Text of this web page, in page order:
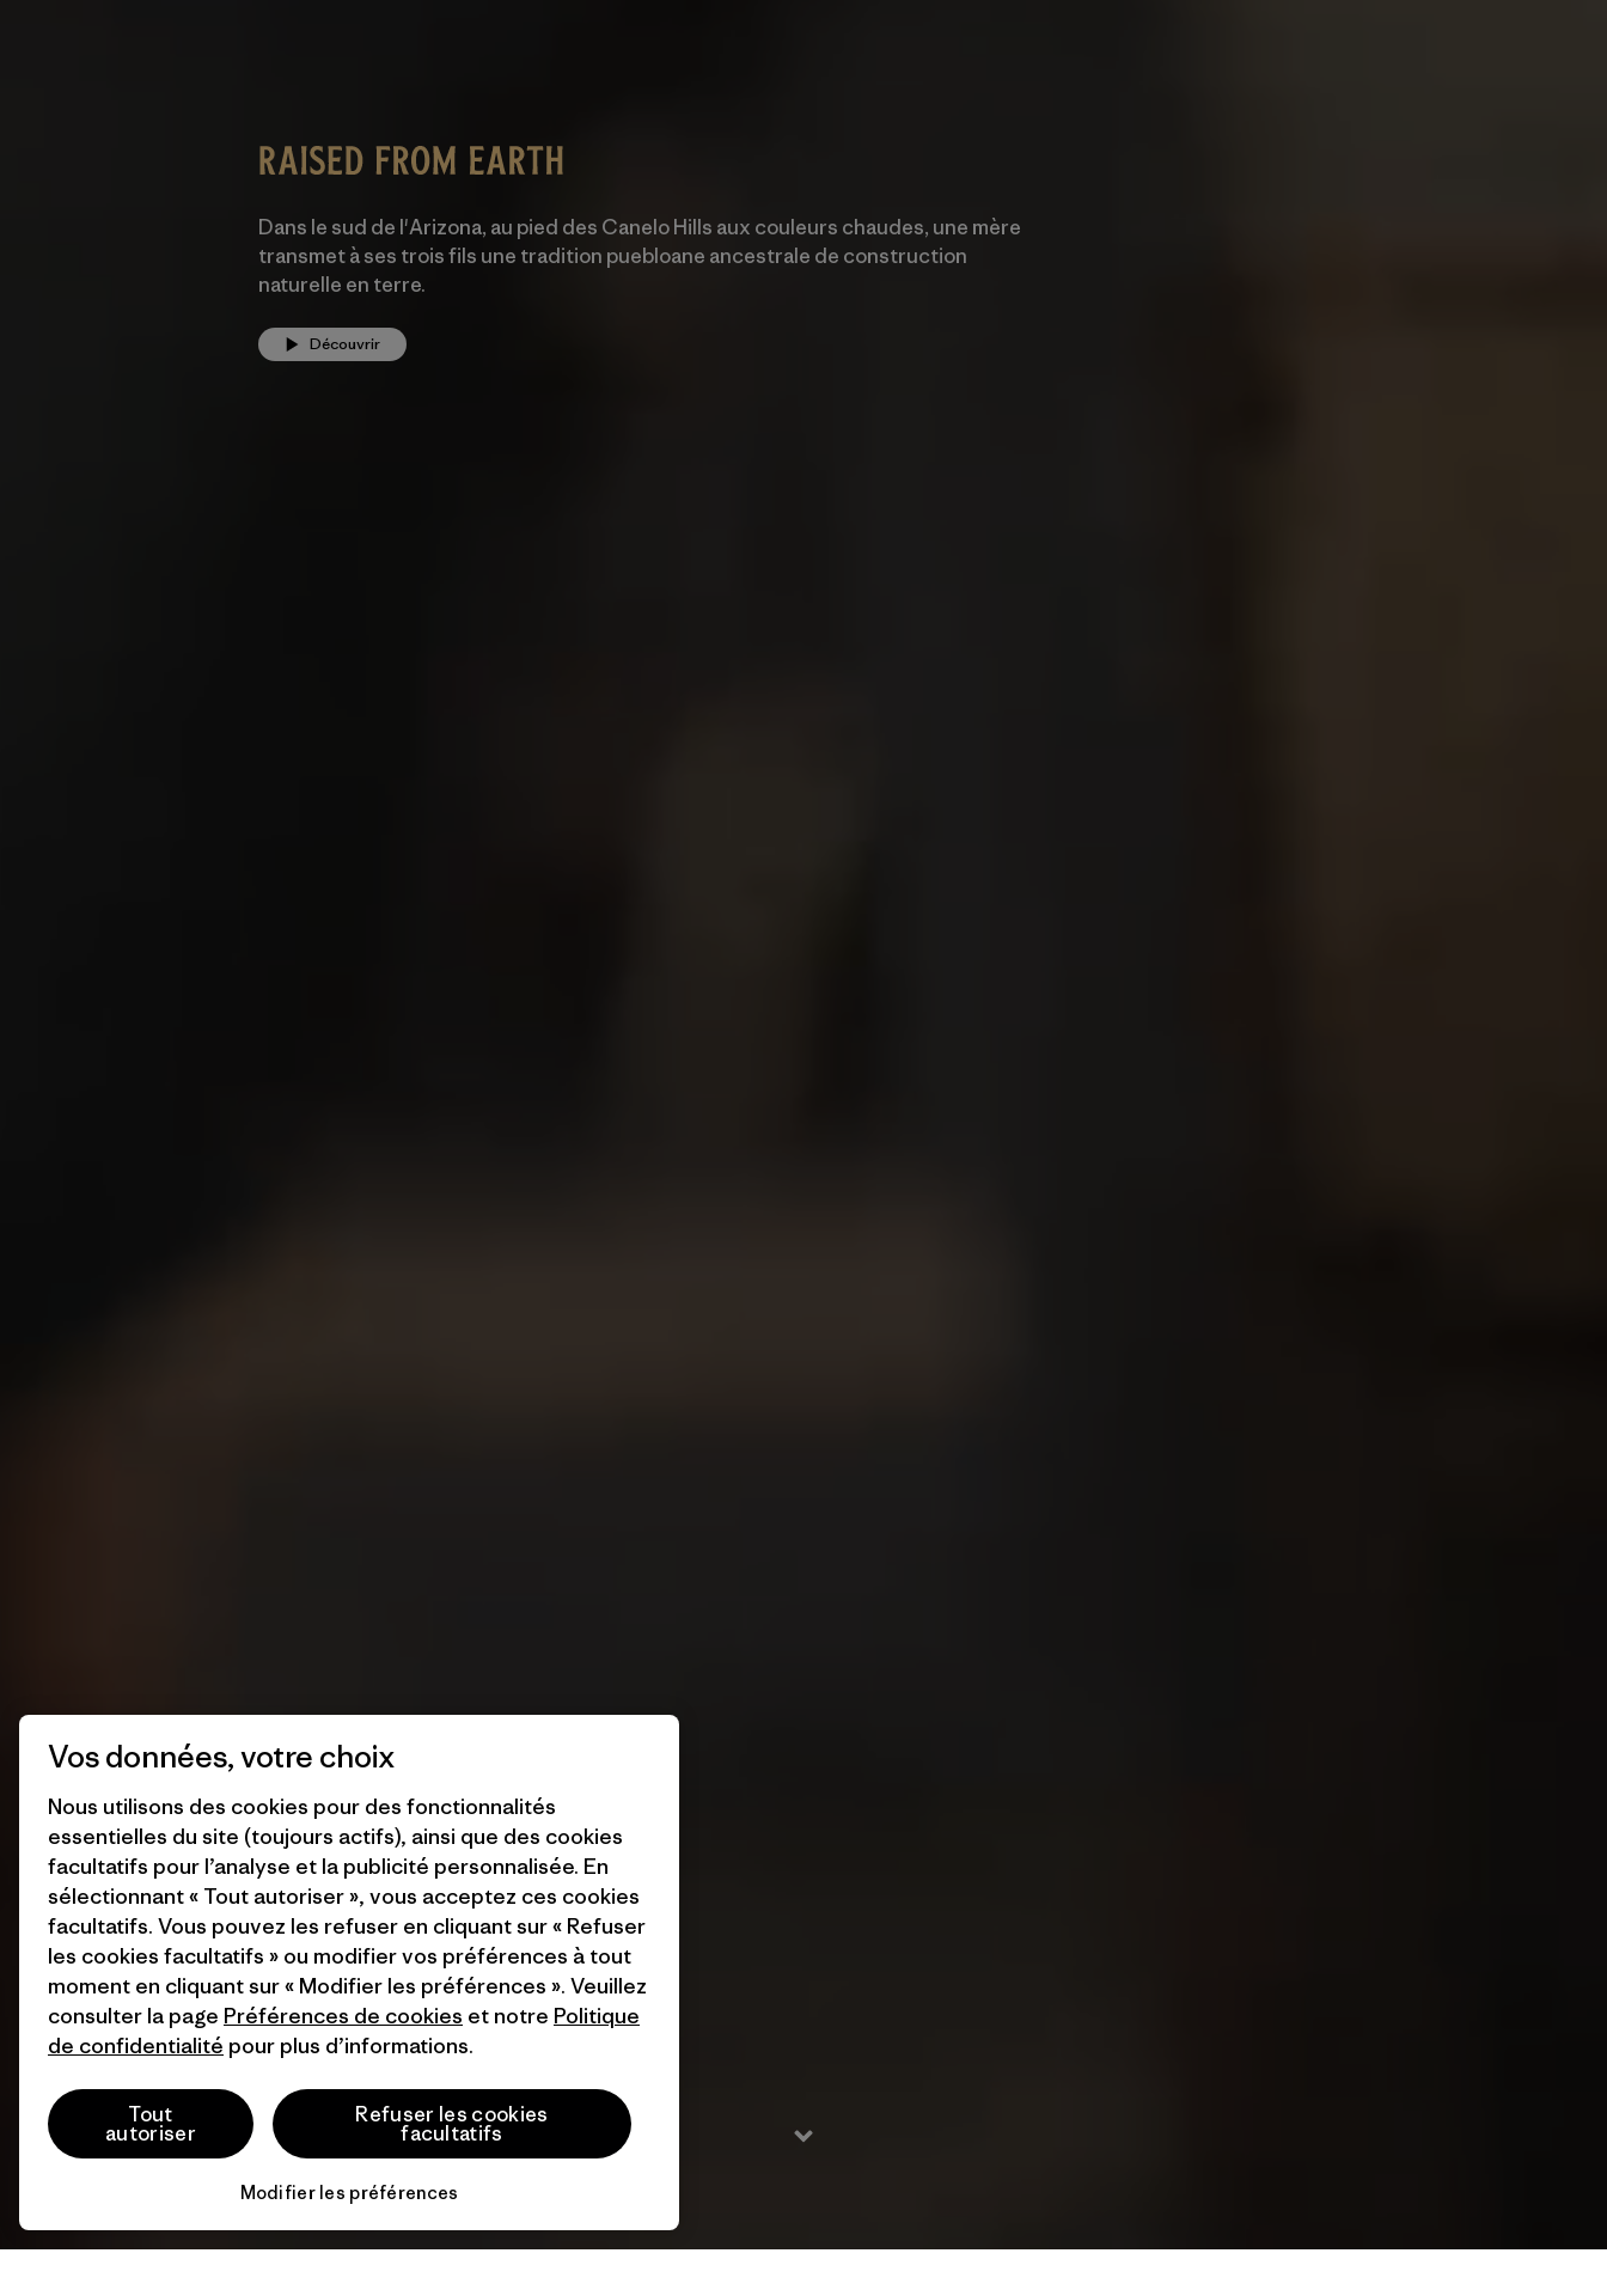
Dans le sud de l'Arizona, au pied des Canelo Hills aux couleurs chaudes, une mère
transmet à ses trois fils une tradition puebloane ancestrale de construction
naturelle en terre.
Découvrir
Vos données, votre choix
Nous utilisons des cookies pour des fonctionnalités
essentielles du site (toujours actifs), ainsi que des cookies
facultatifs pour l’analyse et la publicité personnalisée. En
sélectionnant « Tout autoriser », vous acceptez ces cookies
facultatifs. Vous pouvez les refuser en cliquant sur « Refuser
les cookies facultatifs » ou modifier vos préférences à tout
moment en cliquant sur « Modifier les préférences ». Veuillez
consulter la page Préférences de cookies et notre Politique
de confidentialité pour plus d’informations.
Tout
autoriser
Refuser les cookies
facultatifs
Modifier les préférences